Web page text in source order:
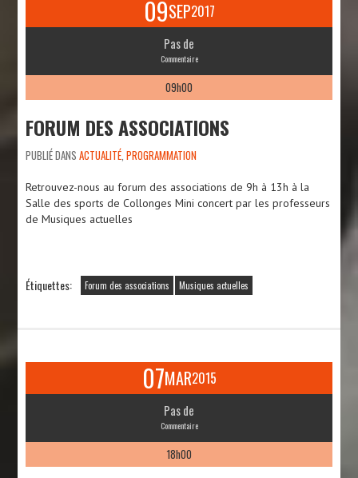
09SEP2017
Pas de
Commentaire
09h00
FORUM DES ASSOCIATIONS
PUBLIÉ DANSACTUALITÉ ,PROGRAMMATION
Retrouvez-nous au forum des associations de 9h à 13h à la
Salle des sports de Collonges Mini concert par les professeurs
de Musiques actuelles
Étiquettes: Forum des associations Musiques actuelles
07MAR2015
Pas de
Commentaire
18h00